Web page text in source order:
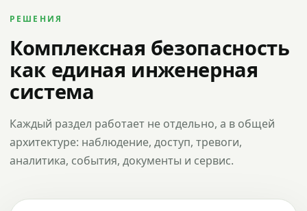
РЕШЕНИЯ
Комплексная безопасность
как единая инженерная
система
Каждый раздел работает не отдельно, а в общей
архитектуре: наблюдение, доступ, тревоги,
аналитика, события, документы и сервис.